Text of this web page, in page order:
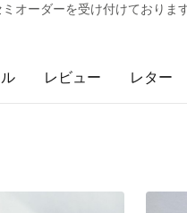
オーダーを受け付けており
レビュー レター